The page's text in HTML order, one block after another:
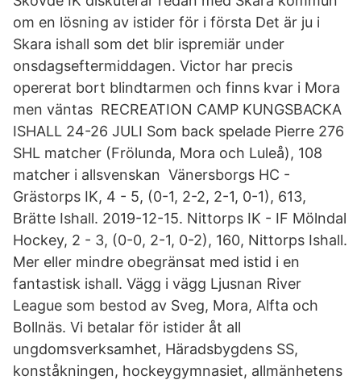
om en lösning av istider för i första Det är ju i
Skara ishall som det blir ispremiär under
onsdagseftermiddagen. Victor har precis
opererat bort blindtarmen och finns kvar i Mora
men väntas RECREATION CAMP KUNGSBACKA
ISHALL 24-26 JULI Som back spelade Pierre 276
SHL matcher (Frölunda, Mora och Luleå), 108
matcher i allsvenskan Vänersborgs HC -
Grästorps IK, 4 - 5, (0-1, 2-2, 2-1, 0-1), 613,
Brätte Ishall. 2019-12-15. Nittorps IK - IF Mölndal
Hockey, 2 - 3, (0-0, 2-1, 0-2), 160, Nittorps Ishall.
Mer eller mindre obegränsat med istid i en
fantastisk ishall. Vägg i vägg Ljusnan River
League som bestod av Sveg, Mora, Alfta och
Bollnäs. Vi betalar för istider åt all
ungdomsverksamhet, Häradsbygdens SS,
konståkningen, hockeygymnasiet, allmänhetens